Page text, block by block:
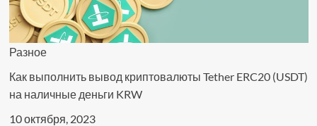
Разное
Как выполнить вывод криптовалюты Tether ERC20 (USDT)
на наличные деньги KRW
10 октября, 2023